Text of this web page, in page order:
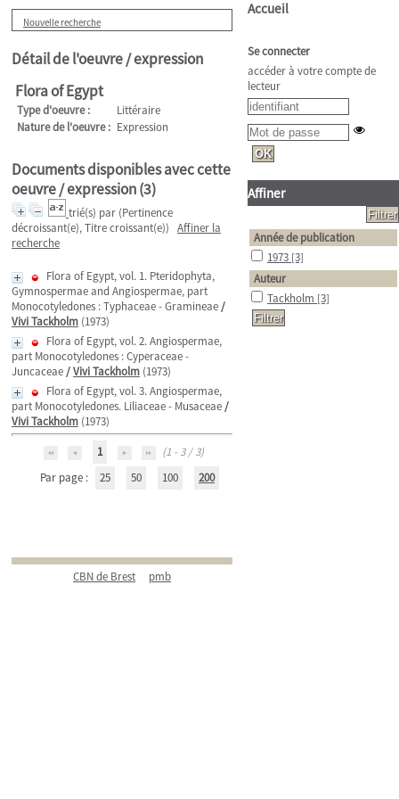
Nouvelle recherche
Détail de l'oeuvre / expression
Flora of Egypt
Type d'oeuvre :
Littéraire
Nature de l'oeuvre : Expression
Documents disponibles avec cette
oeuvre / expression (3)
trié(s) par (Pertinence
décroissant(e), Titre croissant(e)) Affiner la
recherche
Flora of Egypt, vol. 1. Pteridophyta,
Gymnospermae and Angiospermae, part
Monocotyledones : Typhaceae - Gramineae/
Vivi Tackholm (1973)
Flora of Egypt, vol. 2. Angiospermae,
part Monocotyledones : Cyperaceae -
Juncaceae/Vivi Tackholm (1973)
Flora of Egypt, vol. 3. Angiospermae,
part Monocotyledones. Liliaceae - Musaceae/
Vivi Tackholm (1973)
1
(1 - 3 / 3)
Par page :
25 50 100 200
CBN de Brest pmb
Accueil
Se connecter
accéder à votre compte de
lecteur
Affiner
Année de publication
1973 [3]
Auteur
Tackholm [3]